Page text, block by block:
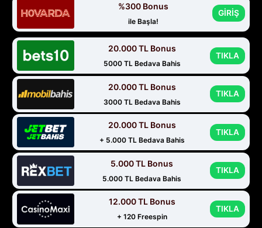
%300 Bonus
ile Başla!
GİRİŞ
20.000 TL Bonus
5000 TL Bedava Bahis
TIKLA
20.000 TL Bonus
3000 TL Bedava Bahis
TIKLA
20.000 TL Bonus
+ 5.000 TL Bedava Bahis
TIKLA
5.000 TL Bonus
5.000 TL Bedava Bahis
TIKLA
12.000 TL Bonus
+ 120 Freespin
TIKLA